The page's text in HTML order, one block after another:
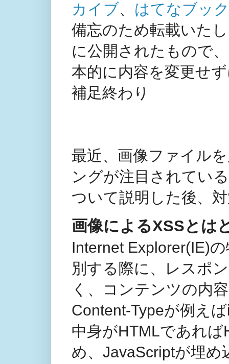
カイブ、 はてなブッ
備忘のため転載いた
に公開されたもので
本的に内容を変更せ
補足終わり
最近、画像ファイル
ングが注目されてい
ついて説明した後、
画像によるXSSとは
Internet Explorer(IE)
別する際に、レスポ
く、コンテンツの内
Content-Typeが例え
中身がHTMLであれ
め、JavaScriptが埋